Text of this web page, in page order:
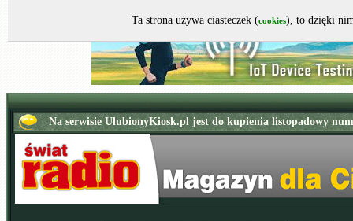
Ta strona używa ciasteczek (cookies), to dzięki